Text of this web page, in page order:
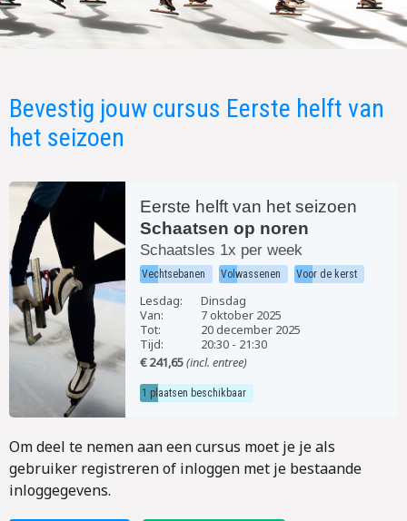
Bevestig jouw cursus Eerste helft van
het seizoen
Eerste helft van het seizoen
Schaatsen op noren
Schaatsles 1x per week
Vechtsebanen Volwassenen Voor de kerst
Lesdag:
Dinsdag
Van:
7 oktober 2025
Tot:
20 december 2025
Tijd:
20:30 - 21:30
€ 241,65(incl. entree)
1 plaatsen beschikbaar
Om deel te nemen aan een cursus moet je je als
gebruiker registreren of inloggen met je bestaande
inloggegevens.